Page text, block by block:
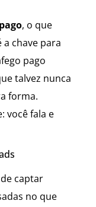
, o que
a chave para
pago
talvez nunca
forma.
você fala e
captar
no que